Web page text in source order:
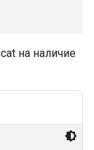
на наличие